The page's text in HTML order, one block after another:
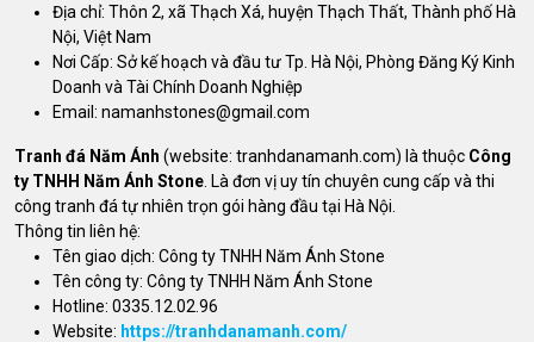
Địa chỉ: Thôn 2, xã Thạch Xá, huyện Thạch Thất, Thành phố Hà
Nội, Việt Nam
Nơi Cấp: Sở kế hoạch và đầu tư Tp. Hà Nội, Phòng Đăng Ký Kinh
Doanh và Tài Chính Doanh Nghiệp
Email: namanhstones@gmail.com
Tranh đá Năm Ánh (website: tranhdanamanh.com) là thuộc Công
ty TNHH Năm Ánh Stone . Là đơn vị uy tín chuyên cung cấp và thi
công tranh đá tự nhiên trọn gói hàng đầu tại Hà Nội.
Thông tin liên hệ:
Tên giao dịch: Công ty TNHH Năm Ánh Stone
Tên công ty: Công ty TNHH Năm Ánh Stone
Hotline: 0335.12.02.96
Website: https://tranhdanamanh.com/